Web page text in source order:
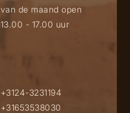
van de maand open
13.00 - 17.00 uur
+3124-3231194
+31653538030